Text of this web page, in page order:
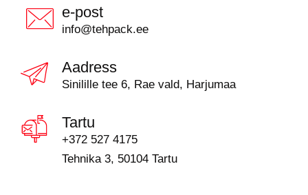
e-post
info@tehpack.ee
Aadress
Sinilille tee 6, Rae vald, Harjumaa
Tartu
+372 527 4175
Tehnika 3, 50104 Tartu